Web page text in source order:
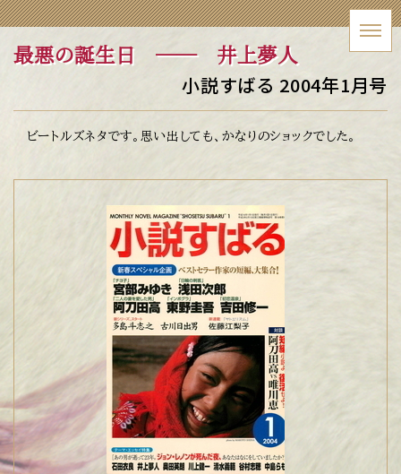
最悪の誕生日 ── 井上夢人
小説すばる 2004年1月号
ビートルズネタです。思い出しても、かなりのショックでした。